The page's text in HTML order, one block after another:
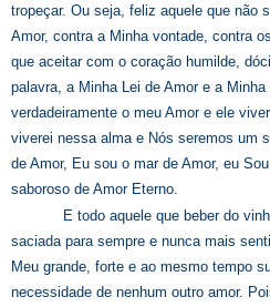
tropeçar. Ou seja, feliz aquele que não
Amor, contra a Minha vontade, contra
que aceitar com o coração humilde,
palavra, a Minha Lei de Amor e a
verdadeiramente o meu Amor e ele
viverei nessa alma e Nós seremos um
de Amor, Eu sou o mar de Amor, eu
saboroso de Amor Eterno.
E todo aquele que beber do
saciada para sempre e nunca mais
Meu grande, forte e ao mesmo tempo
necessidade de nenhum outro amor.